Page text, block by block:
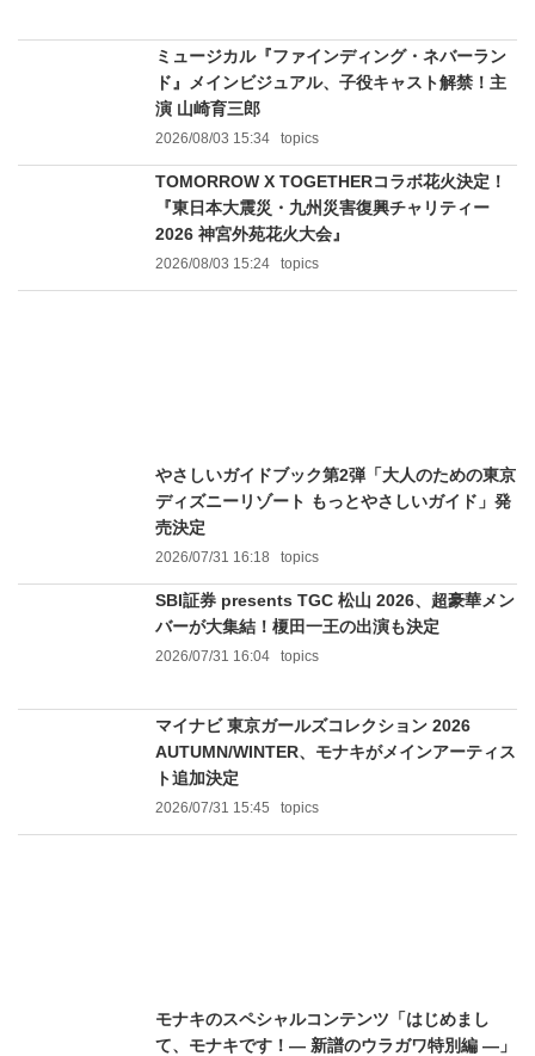
ミュージカル『ファインディング・ネバーラン
ド』メインビジュアル、子役キャスト解禁！主
演 山崎育三郎
2026/08/03 15:34 topics
TOMORROW X TOGETHERコラボ花火決定！
『東日本大震災・九州災害復興チャリティー
2026 神宮外苑花火大会』
2026/08/03 15:24 topics
やさしいガイドブック第2弾「大人のための東京
ディズニーリゾート もっとやさしいガイド」発
売決定
2026/07/31 16:18 topics
SBI証券 presents TGC 松山 2026、超豪華メン
バーが大集結！榎田一王の出演も決定
2026/07/31 16:04 topics
マイナビ 東京ガールズコレクション 2026
AUTUMN/WINTER、モナキがメインアーティス
ト追加決定
2026/07/31 15:45 topics
モナキのスペシャルコンテンツ「はじめまし
て、モナキです！— 新譜のウラガワ特別編 —」